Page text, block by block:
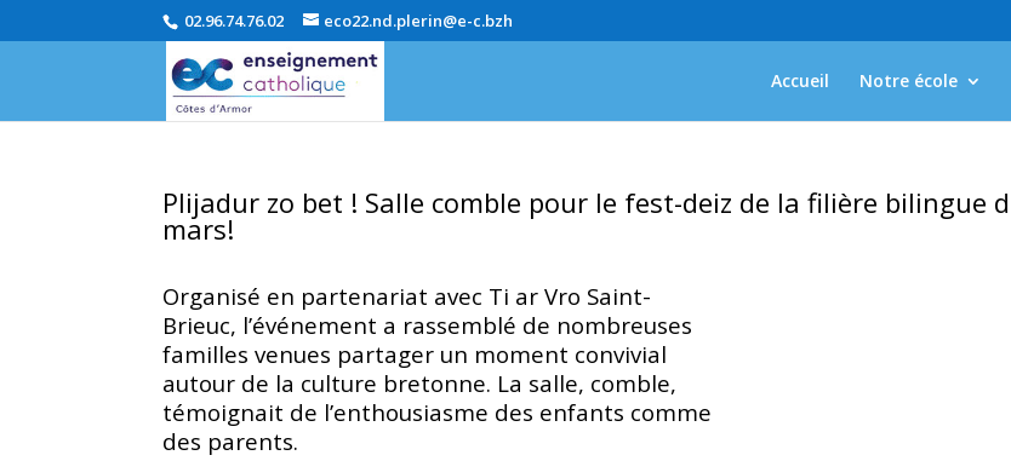
02.96.74.76.02 eco22.nd.plerin@e-c.bzh
Accueil Notre école
Plijadur zo bet ! Salle comble pour le fest-deiz de la filière bilingue
mars!
Organisé en partenariat avec Ti ar Vro Saint-
Brieuc, l’événement a rassemblé de nombreuses
familles venues partager un moment convivial
autour de la culture bretonne. La salle, comble,
témoignait de l’enthousiasme des enfants comme
des parents.